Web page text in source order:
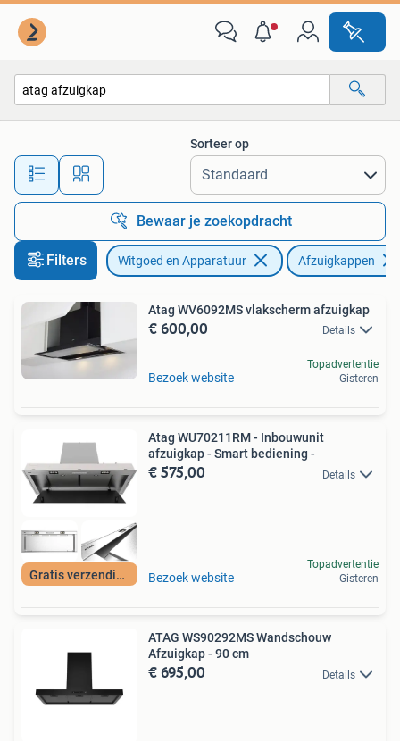
Alle afstanden…
Sorteer op
Bewaar je zoekopdracht
Filters Witgoed en Apparatuur Afzuigkappen
Atag WV6092MS vlakscherm afzuigkap
€ 600,00 Details
Bezoek website
Topadvertentie
Gisteren
Gratis verzending
Atag WU70211RM - Inbouwunit
afzuigkap - Smart bediening -
€ 575,00 Details
Bezoek website
Topadvertentie
Gisteren
ATAG WS90292MS Wandschouw
Afzuigkap - 90 cm
€ 695,00 Details